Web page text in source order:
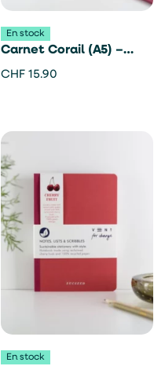
En stock
Carnet Corail (A5) –
Vent For Change
CHF 15.90
En stock